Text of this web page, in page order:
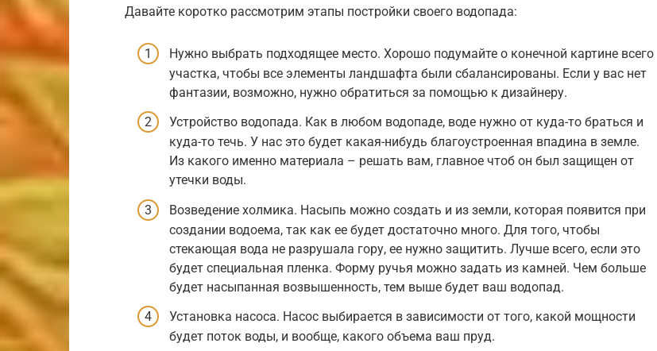
Давайте коротко рассмотрим этапы постройки своего водопада:
Нужно выбрать подходящее место. Хорошо подумайте о конечной картине всего
участка, чтобы все элементы ландшафта были сбалансированы. Если у вас нет
фантазии, возможно, нужно обратиться за помощью к дизайнеру.
Устройство водопада. Как в любом водопаде, воде нужно от куда-то браться и
куда-то течь. У нас это будет какая-нибудь благоустроенная впадина в земле.
Из какого именно материала – решать вам, главное чтоб он был защищен от
утечки воды.
Возведение холмика. Насыпь можно создать и из земли, которая появится при
создании водоема, так как ее будет достаточно много. Для того, чтобы
стекающая вода не разрушала гору, ее нужно защитить. Лучше всего, если это
будет специальная пленка. Форму ручья можно задать из камней. Чем больше
будет насыпанная возвышенность, тем выше будет ваш водопад.
Установка насоса. Насос выбирается в зависимости от того, какой мощности
будет поток воды, и вообще, какого объема ваш пруд.